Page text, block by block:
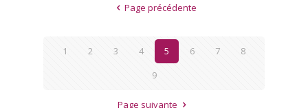
Page précédente
1 2 3 4 5 6 7
8
9
Page suivante